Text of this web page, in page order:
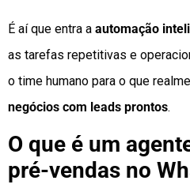
É aí que entra a automação
as tarefas repetitivas e
o time humano para o que
negócios com leads prontos.
O que é um
pré-vendas no